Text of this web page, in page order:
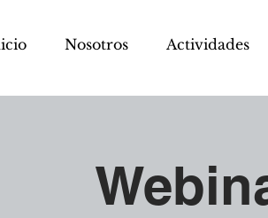
Nosotros Actividades